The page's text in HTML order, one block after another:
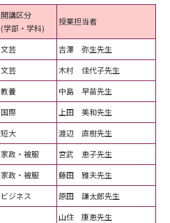
開講区分
(学部・学科)
授業担当者
文芸
吉澤 弥生先生
文芸
木村 佳代子先生
教養
中島 早苗先生
国際
上田 美和先生
短大
渡辺 直樹先生
家政・被服
宮武 恵子先生
家政・被服
藤田 雅夫先生
ビジネス 原田 謙太郎先生
山住 康恵先生